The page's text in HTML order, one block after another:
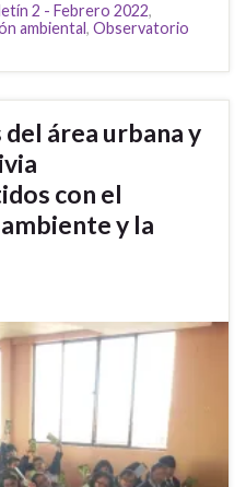
2 - Febrero 2022,
ambiental, Observatorio
área urbana y
con el
y la